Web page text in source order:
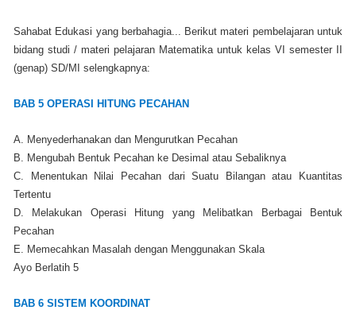
Sahabat Edukasi yang berbahagia... Berikut materi pembelajaran untuk
bidang studi / materi pelajaran Matematika untuk kelas VI semester II
(genap) SD/MI selengkapnya:
BAB 5 OPERASI HITUNG PECAHAN
A. Menyederhanakan dan Mengurutkan Pecahan
B. Mengubah Bentuk Pecahan ke Desimal atau Sebaliknya
C. Menentukan Nilai Pecahan dari Suatu Bilangan atau Kuantitas
Tertentu
D. Melakukan Operasi Hitung yang Melibatkan Berbagai Bentuk
Pecahan
E. Memecahkan Masalah dengan Menggunakan Skala
Ayo Berlatih 5
BAB 6 SISTEM KOORDINAT